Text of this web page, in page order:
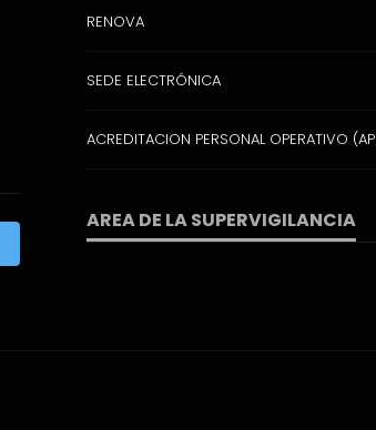
RENOVA
SEDE ELECTRÓNICA
ACREDITACION PERSONAL OPERATIVO
AREA DE LA SUPERVIGILANCIA